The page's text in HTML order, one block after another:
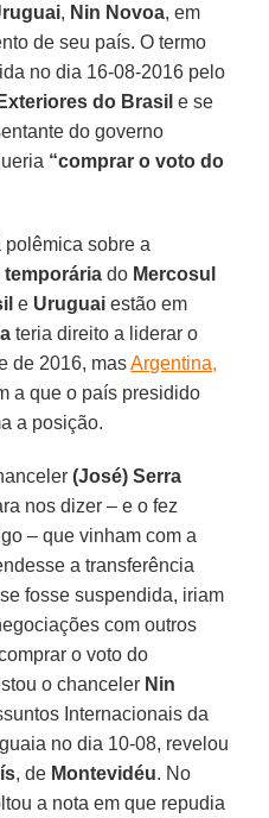
, Nin Novoa, em
de seu país. O termo
no dia 16-08-2016 pelo
do Brasil e se
do governo
“comprar o voto do
polêmica sobre a
do Mercosul
e Uruguai estão em
teria direito a liderar o
de 2016, masArgentina,
a que o país presidido
a posição.
(José) Serra
nos dizer – e o fez
– que vinham com a
a transferência
fosse suspendida, iriam
com outros
o voto do
o chanceler Nin
Internacionais da
no dia 10-08, revelou
, de Montevidéu. No
a nota em que repudia